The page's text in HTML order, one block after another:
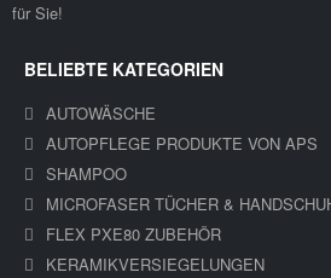
für Sie!
BELIEBTE KATEGORIEN
AUTOWÄSCHE
AUTOPFLEGE PRODUKTE VON APS
SHAMPOO
MICROFASER TÜCHER &
FLEX PXE80 ZUBEHÖR
KERAMIKVERSIEGELUNGEN